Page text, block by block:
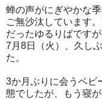
蝉の声がにぎやかな
ご無沙汰しています
だったゆるりばですが
7月8日（火）、久し
た。
3か月ぶりに会うベビ
態でしたが、もう寝